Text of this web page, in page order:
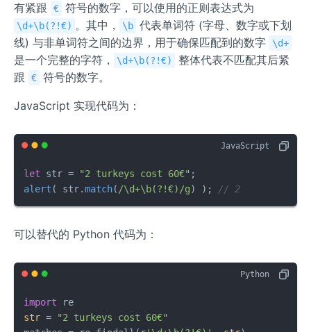
有紧跟
€ 符号的数字，可以使用的正则表达式为
\d+\b(?!€) 。其中， \b 代表单词符 (字母、数字或下划
线) 与非单词符之间的边界，用于确保匹配到的数字
\d+
是一个完整的字符， \d+\b(?!€)
整体代表不匹配其后紧
跟
€ 符号的数字。
JavaScript 实现代码为：
let str = "2 turkeys cost 60€"
alert ( str.match(/\d+\b(?!€)/g) ); // 2
可以替代的 Python 代码为：
import
str =
"2 turkeys cost 60€"